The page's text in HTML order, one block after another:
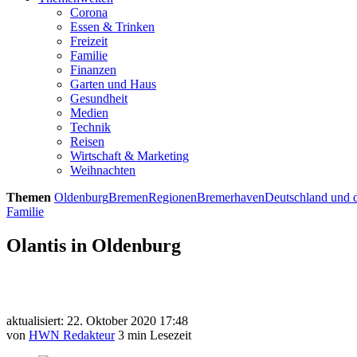
Corona
Essen & Trinken
Freizeit
Familie
Finanzen
Garten und Haus
Gesundheit
Medien
Technik
Reisen
Wirtschaft & Marketing
Weihnachten
Themen OldenburgBremenRegionenBremerhavenDeutschland und
Familie
Olantis in Oldenburg
aktualisiert: 22. Oktober 2020 17:48
von HWN Redakteur 3 min Lesezeit